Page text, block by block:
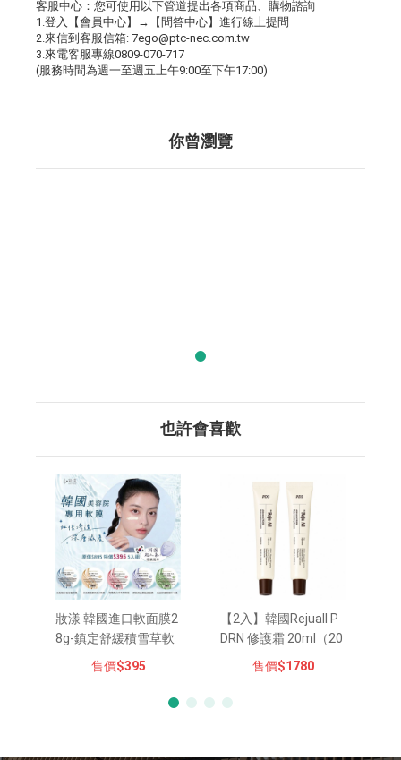
客服中心：您可使用以下管道提出各項商品、購物諮詢
1.登入【會員中心】→【問答中心】進行線上提問
2.來信到客服信箱: 7ego@ptc-nec.com.tw
3.來電客服專線0809-070-717
(服務時間為週一至週五上午9:00至下午17:00)
你曾瀏覽
也許會喜歡
妝漾 韓國進口軟面膜2
8g-鎮定舒緩積雪草軟
膜(5入組)
售價$395
【2入】韓國Rejuall P
DRN 修護霜 20ml（20
26新上市）
售價$1780